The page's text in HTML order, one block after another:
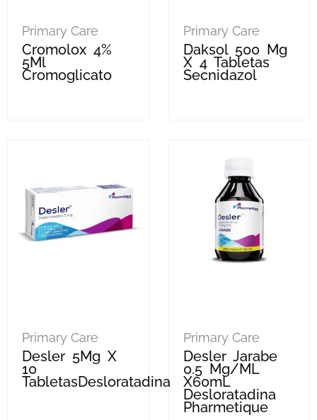
Primary Care
Cromolox 4%
5Ml
Cromoglicato
Primary Care
Daksol 500 Mg
X 4 Tabletas
Secnidazol
Primary Care
Desler 5Mg X
10
TabletasDesloratadina
Primary Care
Desler Jarabe
0.5 Mg/mL
X60mL
Desloratadina
Pharmetique